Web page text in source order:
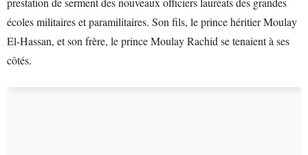
écoles militaires et paramilitaires. Son fils, le prince héritier Moulay
El-Hassan, et son frère, le prince Moulay Rachid se tenaient à ses
côtés.